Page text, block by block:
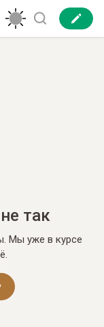
так
Мы уже в курсе